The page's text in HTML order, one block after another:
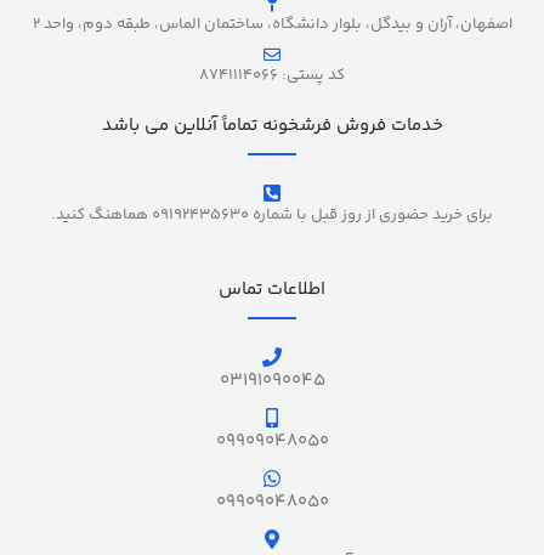
اصفهان، آران و بیدگل، بلوار دانشگاه، ساختمان الماس، طبقه دوم، واحد 2
کد پستی: 8741114066
خدمات فروش فرشخونه تماماً آنلاین می باشد
برای خرید حضوری از روز قبل با شماره 09192435630 هماهنگ کنید.
اطلاعات تماس
03191090045
09909048050
09909048050